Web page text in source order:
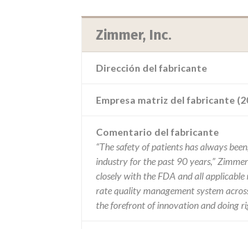
Zimmer, Inc.
Dirección del fabricante
Empresa matriz del fabricante
Comentario del fabricante
“The safety of patients has always
industry for the past 90 years,”
closely with the FDA and all
rate quality management system
the forefront of innovation and doing